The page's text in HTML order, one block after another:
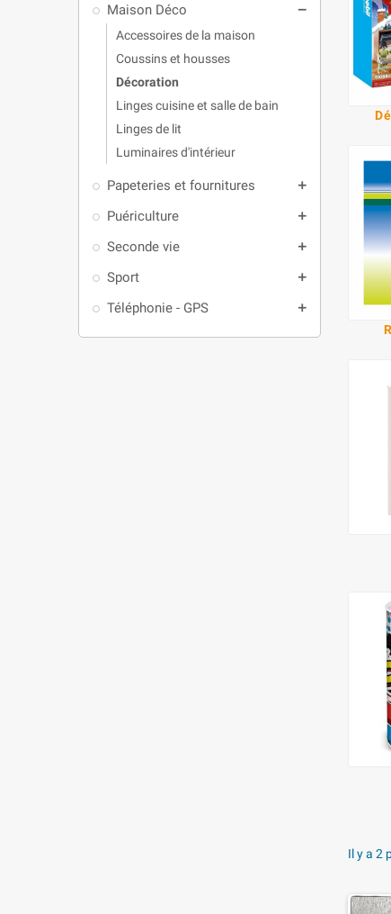
Maison Déco remove
Accessoires de la maison
Coussins et housses
Décoration
Linges cuisine et salle de bain
Linges de lit
Luminaires d'intérieur
Papeteries et fournitures add
Puériculture add
Seconde vie add
Sport add
Téléphonie - GPS add
Il y a 2